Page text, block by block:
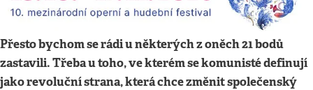
Přesto bychom se rádi u některých z oněch 21 bodů
zastavili. Třeba u toho, ve kterém se komunisté definují
jako revoluční strana, která chce změnit společenský